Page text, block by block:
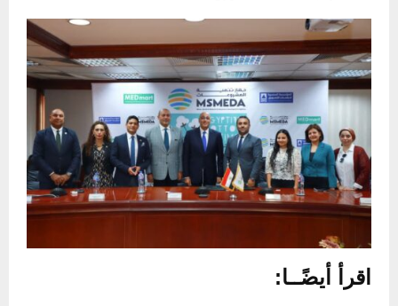
اقرأ أيضًــا: